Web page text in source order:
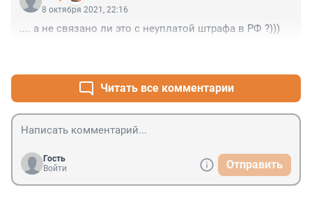
8 октября 2021, 22:16
.... а не связано ли это с неуплатой штрафа в РФ ?)))
Читать все комментарии
Гость
Войти
Отправить